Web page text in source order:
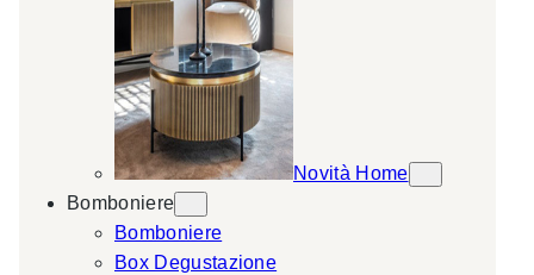
Novità Home
Bomboniere
Bomboniere
Box Degustazione